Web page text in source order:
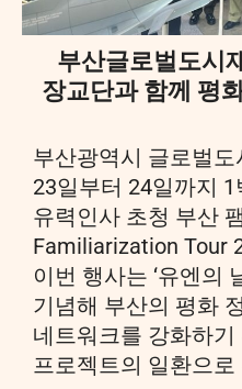
부산글로벌도시
장교단과 함께 평
부산광역시 글로벌
23일부터 24일까지 1
유력인사 초청 부산
Familiarization Tour
이번 행사는 ‘유엔의
기념해 부산의 평화
네트워크를 강화하
프로젝트의 일환으로